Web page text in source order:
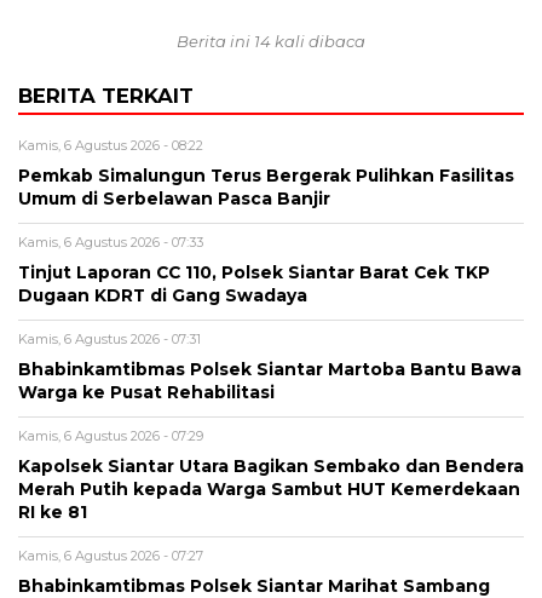
Berita ini 14 kali dibaca
BERITA TERKAIT
Kamis, 6 Agustus 2026 - 08:22
Pemkab Simalungun Terus Bergerak Pulihkan Fasilitas
Umum di Serbelawan Pasca Banjir
Kamis, 6 Agustus 2026 - 07:33
Tinjut Laporan CC 110, Polsek Siantar Barat Cek TKP
Dugaan KDRT di Gang Swadaya
Kamis, 6 Agustus 2026 - 07:31
Bhabinkamtibmas Polsek Siantar Martoba Bantu Bawa
Warga ke Pusat Rehabilitasi
Kamis, 6 Agustus 2026 - 07:29
Kapolsek Siantar Utara Bagikan Sembako dan Bendera
Merah Putih kepada Warga Sambut HUT Kemerdekaan
RI ke 81
Kamis, 6 Agustus 2026 - 07:27
Bhabinkamtibmas Polsek Siantar Marihat Sambang